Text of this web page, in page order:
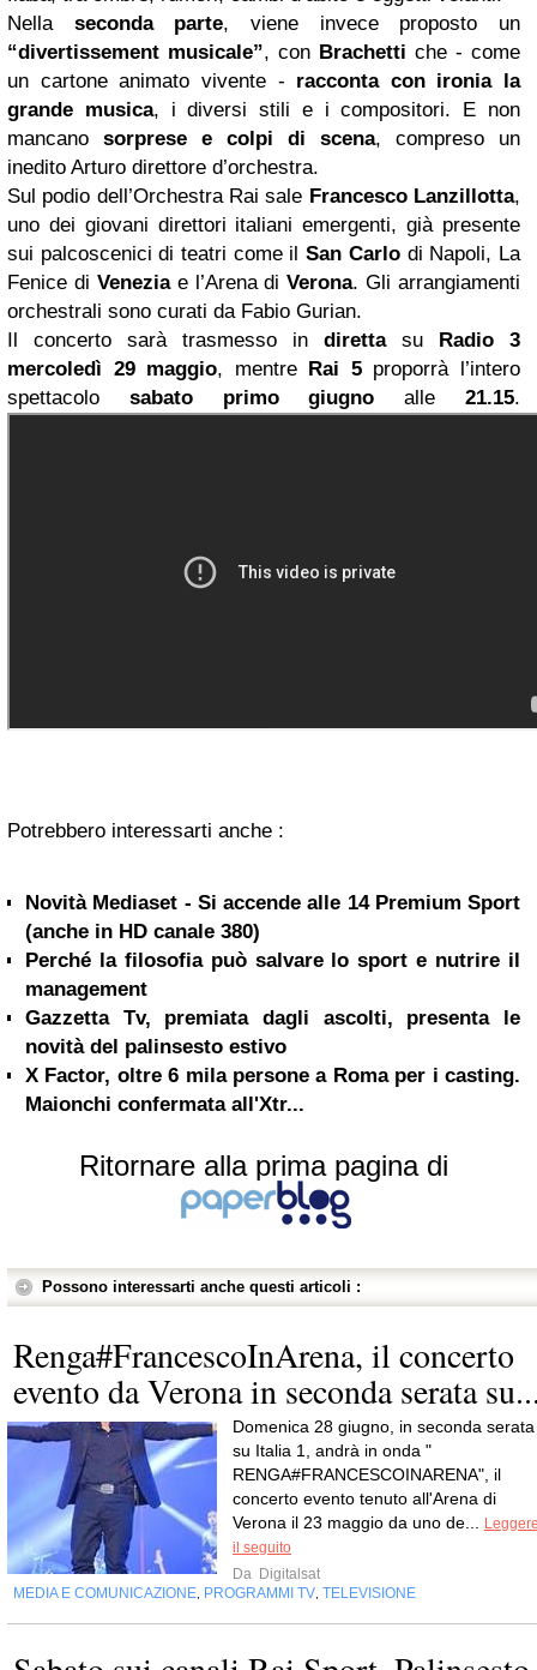
Nella seconda parte, viene invece proposto un
“divertissement musicale”, con Brachetti che - come
un cartone animato vivente - racconta con ironia la
grande musica, i diversi stili e i compositori. E non
mancano sorprese e colpi di scena, compreso un
inedito Arturo direttore d’orchestra.
Sul podio dell’Orchestra Rai sale Francesco Lanzillotta,
uno dei giovani direttori italiani emergenti, già presente
sui palcoscenici di teatri come ilSan Carlodi Napoli, La
Fenice di Veneziae l’Arena diVerona. Gli arrangiamenti
orchestrali sono curati da Fabio Gurian.
Il concerto sarà trasmesso in direttasu Radio 3
mercoledì 29 maggio, mentre Rai 5proporrà l’intero
spettacolo sabato primo giugno alle21.15.
Potrebbero interessarti anche :
Novità Mediaset - Si accende alle 14 Premium Sport
(anche in HD canale 380)
Perché la filosofia può salvare lo sport e nutrire il
management
Gazzetta Tv, premiata dagli ascolti, presenta le
novità del palinsesto estivo
X Factor, oltre 6 mila persone a Roma per i casting.
Maionchi confermata all'Xtr...
Ritornare alla prima pagina di
Possono interessarti anche questi articoli :
Renga#FrancescoInArena, il concerto
evento da Verona in seconda serata
Domenica 28 giugno, in seconda serata
su Italia 1, andrà in onda "
RENGA#FRANCESCOINARENA", il
concerto evento tenuto all'Arena di
Verona il 23 maggio da uno de...
il seguito
Da Digitalsat
MEDIA E COMUNICAZIONE PROGRAMMI TV TELEVISIONE